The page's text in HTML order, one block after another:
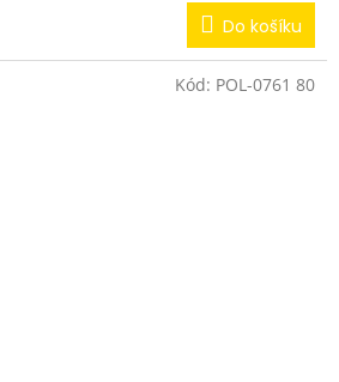
Do košíku
Kód: POL-0761 80